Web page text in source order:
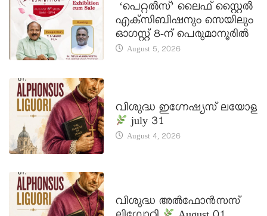
‘പെറ്റൽസ്’ ലൈഫ് സ്റ്റൈൽ
എക്സിബിഷനും സെയിലും
ഓഗസ്റ്റ് 8-ന് പെരുമാനൂരിൽ
August 5, 2026
വിശുദ്ധ ഇഗ്നേഷ്യസ് ലയോള
july 31
August 4, 2026
വിശുദ്ധ അൽഫോൻസസ്